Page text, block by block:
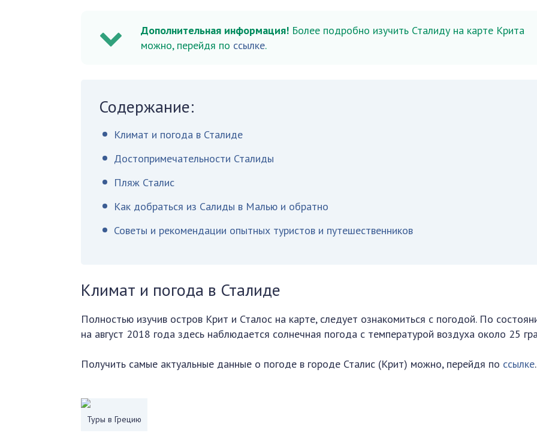
Дополнительная информация! Более подробно изучить Сталиду на карте Крита
можно, перейдя по ссылке.
Содержание:
Климат и погода в Сталиде
Достопримечательности Сталиды
Пляж Сталис
Как добраться из Салиды в Малью и обратно
Советы и рекомендации опытных туристов и путешественников
Климат и погода в Сталиде
Полностью изучив остров Крит и Сталос на карте, следует ознакомиться с погодой. По
на август 2018 года здесь наблюдается солнечная погода с температурой воздуха около 25
Получить самые актуальные данные о погоде в городе Сталис (Крит) можно, перейдя по ссылке.
Туры в Грецию